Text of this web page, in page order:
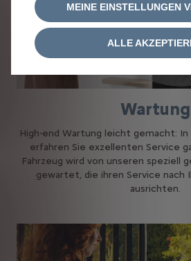
Wartung
High-end Wartung leicht gemacht:
erfahren Sie exzellenten Service
Fahrzeug wird von unseren speziell
gewartet, die ihren Service nach
ausrichten.
MEINE EINSTELLUNGEN
ALLE